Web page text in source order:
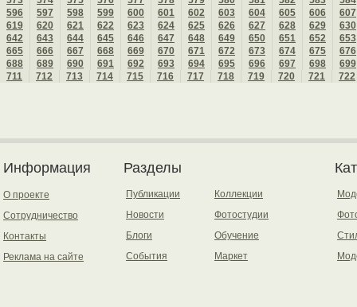
596
597 598 599 600 601 602 603 604 605 606
607
619
620 621 622 623 624 625 626 627 628 629
630
642
643 644 645 646 647 648 649 650 651 652
653
665
666 667 668 669 670 671 672 673 674 675
676
688
689 690 691 692 693 694 695 696 697 698
699
711
712 713 714 715 716 717 718 719 720 721 722
Информация
О проекте
Сотрудничество
Контакты
Реклама на сайте
Разделы
Публикации
Новости
Блоги
События
Коллекции
Фотостудии
Обучение
Маркет